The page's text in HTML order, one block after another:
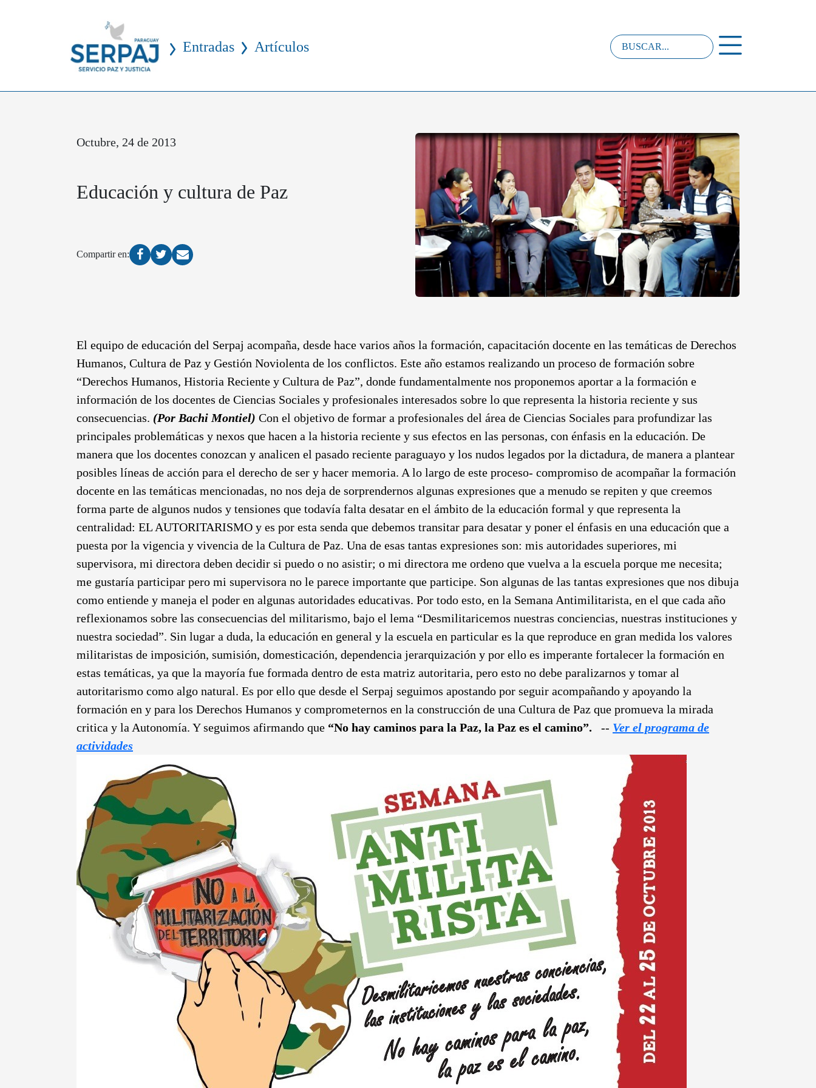
Entradas Artículos
Octubre, 24 de 2013
Educación y cultura de Paz
Compartir en:
El equipo de educación del Serpaj acompaña, desde hace varios años la formación, capacitación docente en las temáticas de Derechos
Humanos, Cultura de Paz y Gestión Noviolenta de los conflictos. Este año estamos realizando un proceso de formación sobre
“Derechos Humanos, Historia Reciente y Cultura de Paz”, donde fundamentalmente nos proponemos aportar a la formación e
información de los docentes de Ciencias Sociales y profesionales interesados sobre lo que representa la historia reciente y sus
consecuencias. (Por Bachi Montiel) Con el objetivo de formar a profesionales del área de Ciencias Sociales para profundizar las
principales problemáticas y nexos que hacen a la historia reciente y sus efectos en las personas, con énfasis en la educación. De
manera que los docentes conozcan y analicen el pasado reciente paraguayo y los nudos legados por la dictadura, de manera a plantear
posibles líneas de acción para el derecho de ser y hacer memoria. A lo largo de este proceso- compromiso de acompañar la formación
docente en las temáticas mencionadas, no nos deja de sorprendernos algunas expresiones que a menudo se repiten y que creemos
forma parte de algunos nudos y tensiones que todavía falta desatar en el ámbito de la educación formal y que representa la
centralidad: EL AUTORITARISMO y es por esta senda que debemos transitar para desatar y poner el énfasis en una educación que a
puesta por la vigencia y vivencia de la Cultura de Paz. Una de esas tantas expresiones son: mis autoridades superiores, mi
supervisora, mi directora deben decidir si puedo o no asistir; o mi directora me ordeno que vuelva a la escuela porque me necesita;
me gustaría participar pero mi supervisora no le parece importante que participe. Son algunas de las tantas expresiones que nos dibuja
como entiende y maneja el poder en algunas autoridades educativas. Por todo esto, en la Semana Antimilitarista, en el que cada año
reflexionamos sobre las consecuencias del militarismo, bajo el lema “Desmilitaricemos nuestras conciencias, nuestras instituciones y
nuestra sociedad”. Sin lugar a duda, la educación en general y la escuela en particular es la que reproduce en gran medida los valores
militaristas de imposición, sumisión, domesticación, dependencia jerarquización y por ello es imperante fortalecer la formación en
estas temáticas, ya que la mayoría fue formada dentro de esta matriz autoritaria, pero esto no debe paralizarnos y tomar al
autoritarismo como algo natural. Es por ello que desde el Serpaj seguimos apostando por seguir acompañando y apoyando la
formación en y para los Derechos Humanos y comprometernos en la construcción de una Cultura de Paz que promueva la mirada
critica y la Autonomía. Y seguimos afirmando que “No hay caminos para la Paz, la Paz es el camino”. -- Ver el programa de
actividades